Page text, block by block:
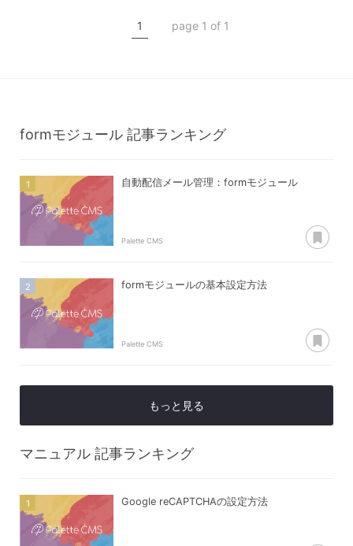
1
page 1 of 1
formモジュール 記事ランキング
自動配信メール管理：formモジュール
Palette CMS
formモジュールの基本設定方法
Palette CMS
もっと見る
マニュアル 記事ランキング
Google reCAPTCHAの設定方法